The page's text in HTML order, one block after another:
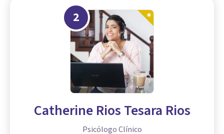
2
Catherine Rios Tesara Rios
Psicólogo Clínico